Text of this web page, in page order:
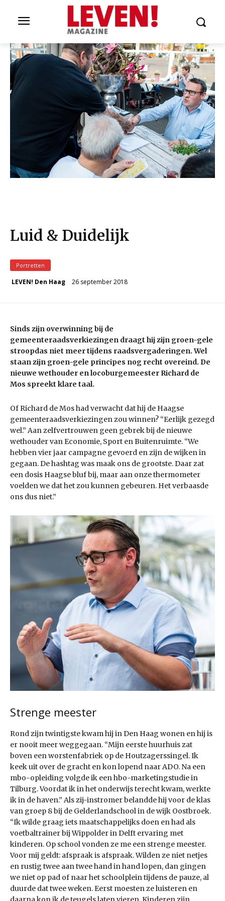
Luid & Duidelijk
Portretten
LEVEN! Den Haag 26 september 2018
Sinds zijn overwinning bij de
gemeenteraadsverkiezingen draagt hij zijn groen-gele
stroopdas niet meer tijdens raadsvergaderingen. Wel
staan zijn groen-gele principes nog recht overeind. De
nieuwe wethouder en locoburgemeester Richard de
Mos spreekt klare taal.
Of Richard de Mos had verwacht dat hij de Haagse
gemeenteraadsverkiezingen zou winnen? “Eerlijk gezegd
wel.” Aan zelfvertrouwen geen gebrek bij de nieuwe
wethouder van Economie, Sport en Buitenruimte. “We
hebben vier jaar campagne gevoerd en zijn de wijken in
gegaan. De hashtag was maak ons de grootste. Daar zat
een dosis Haagse bluf bij, maar aan onze thermometer
voelden we dat het zou kunnen gebeuren. Het verbaasde
ons dus niet.”
Strenge meester
Rond zijn twintigste kwam hij in Den Haag wonen en hij is
er nooit meer weggegaan. “Mijn eerste huurhuis zat
boven een worstenfabriek op de Houtzagerssingel. Ik
keek uit over de gracht en kon lopend naar ADO. Na een
mbo-opleiding volgde ik een hbo-marketingstudie in
Tilburg. Voordat ik in het onderwijs terecht kwam, werkte
ik in de haven.” Als zij-instromer belandde hij voor de klas
van groep 8 bij de Gelderlandschool in de wijk Oostbroek.
“Ik wilde graag iets maatschappelijks doen en had als
voetbaltrainer bij Wippolder in Delft ervaring met
kinderen. Op school vonden ze me een strenge meester.
Voor mij geldt: afspraak is afspraak. Wilden ze niet netjes
en rustig twee aan twee hand in hand lopen, dan gingen
we niet op pad of naar het schoolplein tijdens de pauze, al
duurde dat twee weken. Eerst moesten ze luisteren en